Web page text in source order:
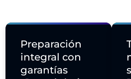
Preparación
integral con
garantías